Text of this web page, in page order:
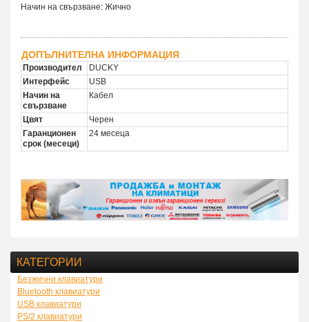
Начин на свързване: Жично
ДОПЪЛНИТЕЛНА ИНФОРМАЦИЯ
Производител
DUCKY
Интерфейс
USB
Начин на
свързване
Кабел
Цвят
Черен
Гаранционен
срок (месеци)
24 месеца
КАТЕГОРИИ
Безжични клавиатури
Bluetooth клавиатури
USB клавиатури
PS/2 клавиатури